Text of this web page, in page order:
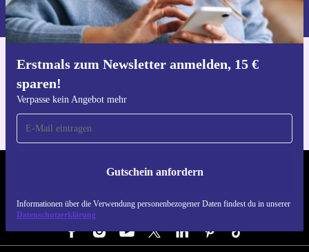
Erstmals zum Newsletter anmelden, 15 €
sparen!
Verpasse kein Angebot mehr
Gutschein anfordern
Informationen über die Verwendung personenbezogener Daten findest du in unserer
Datenschutzerklärung
du in unserer
Datenschutzerklärung.
Hol dir die refurbed-App
REFURBED DEUTSCHLAND - RETHINK NEW.
FOLGE UNS